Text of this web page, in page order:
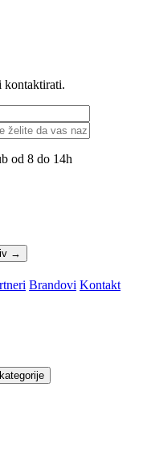
kontaktirati.
od 8 do 14h
→
Brandovi Kontakt